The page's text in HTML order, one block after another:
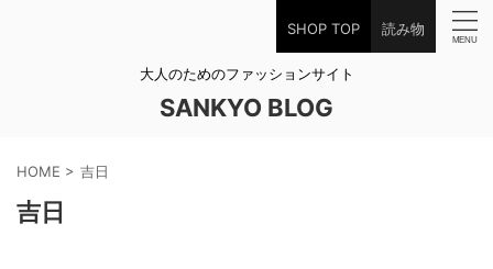
SHOP TOP 読み物
大人のためのファッションサイト
SANKYO BLOG
HOME > 吉日
吉日